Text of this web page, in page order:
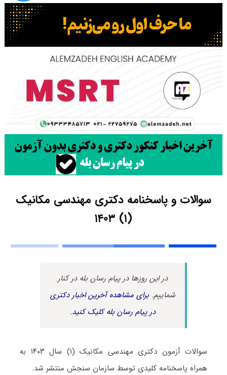
سوالات و پاسخنامه دکتری مهندسی مکانیک
(۱) ۱۴۰۳
در این روزها در پیام رسان بله در کنار
شماییم.برای مشاهده آخرین اخبار دکتری
در پیام رسان بله کلیک کنید.
سوالات آزمون دکتری مهندسی مکانیک (۱) سال ۱۴۰۳ به
همراه پاسخنامه کلیدی توسط سازمان سنجش منتشر شد.